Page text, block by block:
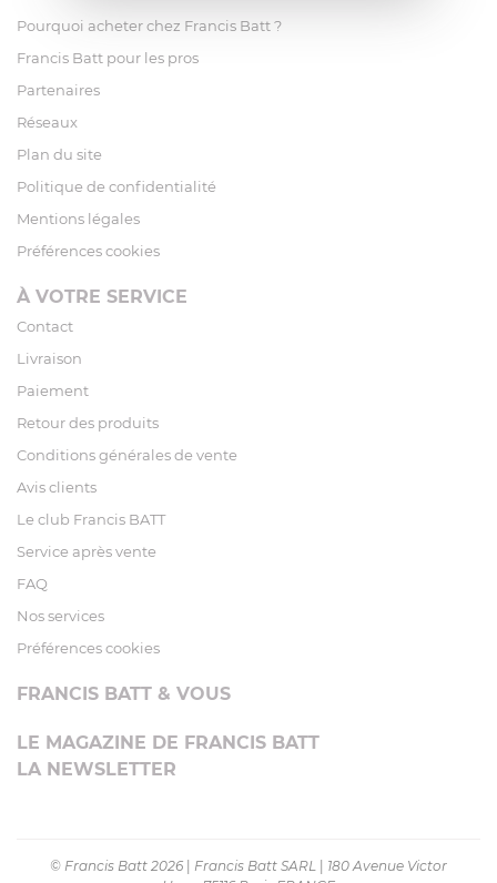
Pourquoi acheter chez Francis Batt ?
Francis Batt pour les pros
Partenaires
Réseaux
Plan du site
Politique de confidentialité
Mentions légales
Préférences cookies
À VOTRE SERVICE
Contact
Livraison
Paiement
Retour des produits
Conditions générales de vente
Avis clients
Le club Francis BATT
Service après vente
FAQ
Nos services
Préférences cookies
FRANCIS BATT & VOUS
LE MAGAZINE DE FRANCIS BATT
LA NEWSLETTER
© Francis Batt 2026 Francis Batt SARL
180 Avenue Victor